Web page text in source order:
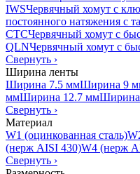
IWSЧервячный хомут с
постоянного натяжения с
CTCЧервячный хомут с
QLNЧервячный хомут с
Свернуть ›
Ширина ленты
Ширина 7.5 ммШирина 9
ммШирина 12.7 мм
Свернуть ›
Материал
W1 (оцинкованная сталь)
(нерж AISI 430)W4 (нерж
Свернуть ›